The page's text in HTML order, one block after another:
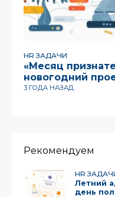
HR ЗАДАЧИ
«Месяц
новогодний
3 ГОДА НАЗАД
Рекомендуем
HR
Летний
день